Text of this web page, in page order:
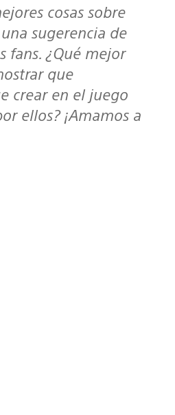
sugerencia de
fans. ¿Qué mejor
que
crear en el juego
ellos? ¡Amamos a